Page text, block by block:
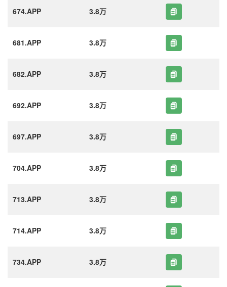
674.APP 3.8万
681.APP 3.8万
682.APP 3.8万
692.APP 3.8万
697.APP 3.8万
704.APP 3.8万
713.APP 3.8万
714.APP 3.8万
734.APP 3.8万